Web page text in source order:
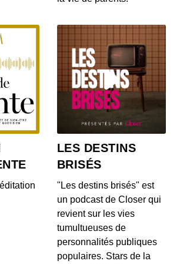
journaliste Laura Tenoudji sur son rapport au te...
Voyage dans le temps : 16 heures avec
Pascal Elbe
00:08:02 - IL Y A 3 ANS
Pascal Elbe se confie au micro de la journaliste
Laura Tenoudji sur son rapport au temps.
Comment...
Voyage dans le temps : 14 heures avec
François Cluzet
00:06:53 - IL Y A 3 ANS
journaliste Laura Tenoudji sur son rapport au
Voyage dans le temps : 21 heures avec
François Berléand
00:09:09 - IL Y A 3 ANS
François Berléand se confie au micro de la
journaliste Laura Tenoudji sur son rapport au
LES DESTINS
BRISÉS
"Les destins brisés" est
un podcast de Closer qui
revient sur les vies
tumultueuses de
personnalités publiques
populaires. Stars de la